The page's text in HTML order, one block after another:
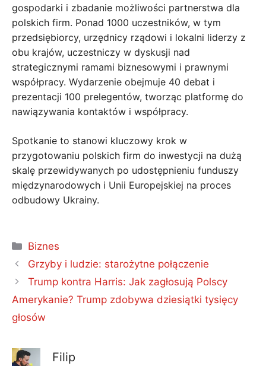
gospodarki i zbadanie możliwości partnerstwa dla
polskich firm. Ponad 1000 uczestników, w tym
przedsiębiorcy, urzędnicy rządowi i lokalni liderzy z
obu krajów, uczestniczy w dyskusji nad
strategicznymi ramami biznesowymi i prawnymi
współpracy. Wydarzenie obejmuje 40 debat i
prezentacji 100 prelegentów, tworząc platformę do
nawiązywania kontaktów i współpracy.
Spotkanie to stanowi kluczowy krok w
przygotowaniu polskich firm do inwestycji na dużą
skalę przewidywanych po udostępnieniu funduszy
międzynarodowych i Unii Europejskiej na proces
odbudowy Ukrainy.
Kategorie
Biznes
Grzyby i ludzie: starożytne połączenie
Trump kontra Harris: Jak zagłosują Polscy
Amerykanie? Trump zdobywa dziesiątki tysięcy
głosów
Filip